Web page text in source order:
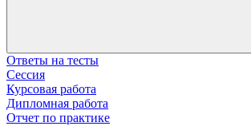
Ответы на тесты
Сессия
Курсовая работа
Дипломная работа
Отчет по практике